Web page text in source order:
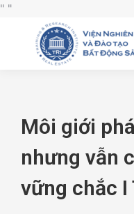
" "
Môi giới
nhưng vẫn
vững chắc I